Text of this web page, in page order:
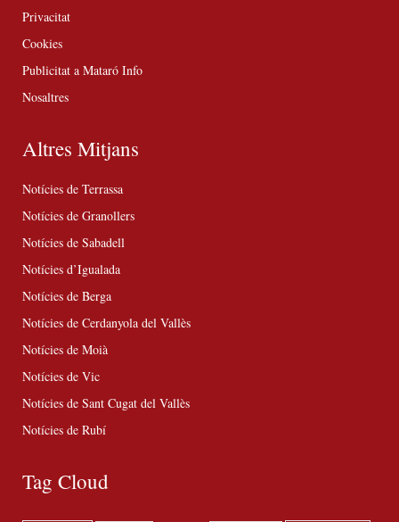
Privacitat
Cookies
Publicitat a Mataró Info
Nosaltres
Altres Mitjans
Notícies de Terrassa
Notícies de Granollers
Notícies de Sabadell
Notícies d’Igualada
Notícies de Berga
Notícies de Cerdanyola del Vallès
Notícies de Moià
Notícies de Vic
Notícies de Sant Cugat del Vallès
Notícies de Rubí
Tag Cloud